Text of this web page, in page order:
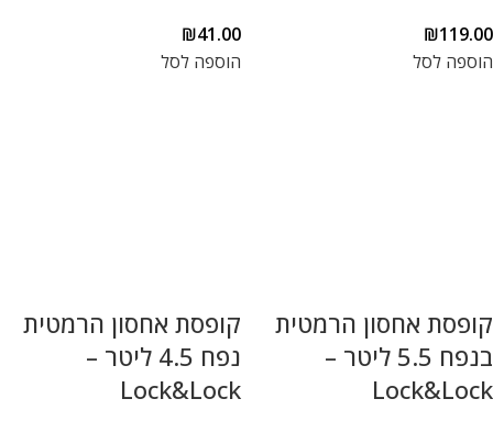
₪119.00
הוספה לסל
₪41.00
הוספה לסל
קופסת אחסון הרמטית
בנפח 5.5 ליטר –
Lock&Lock
קופסת אחסון הרמטית
נפח 4.5 ליטר –
Lock&Lock